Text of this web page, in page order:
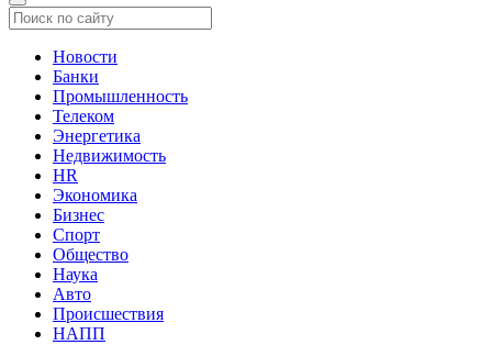
Новости
Банки
Промышленность
Телеком
Энергетика
Недвижимость
HR
Экономика
Бизнес
Спорт
Общество
Наука
Авто
Происшествия
НАПП